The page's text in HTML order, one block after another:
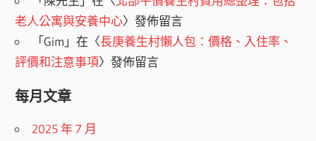
老人公寓與安養中心〉發佈留言
「Gim 」在〈長庚養生村懶人包：價格、入住率、
評價和注意事項〉發佈留言
每月文章
2025 年 7 月